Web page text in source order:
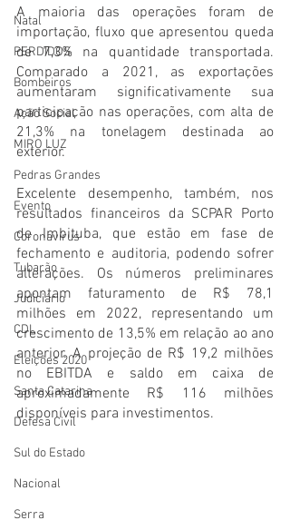
Natal
PERDIDOS
Bombeiros
Ação Social
MIRO LUZ
Pedras Grandes
Evento
Coronavírus
Tubarão
Judiciário
CDL
Eleições 2020
Santa Catarina
Defesa Civil
Sul do Estado
Nacional
Serra
A maioria das operações foram de
importação, fluxo que apresentou queda
de 7,3% na quantidade transportada.
Comparado a 2021, as exportações
aumentaram significativamente sua
participação nas operações, com alta de
21,3% na tonelagem destinada ao
exterior.
Excelente desempenho, também, nos
resultados financeiros da SCPAR Porto
de Imbituba, que estão em fase de
fechamento e auditoria, podendo sofrer
alterações. Os números preliminares
apontam faturamento de R$ 78,1
milhões em 2022, representando um
crescimento de 13,5% em relação ao ano
anterior. A projeção de R$ 19,2 milhões
no EBITDA e saldo em caixa de
aproximadamente R$ 116 milhões
disponíveis para investimentos.